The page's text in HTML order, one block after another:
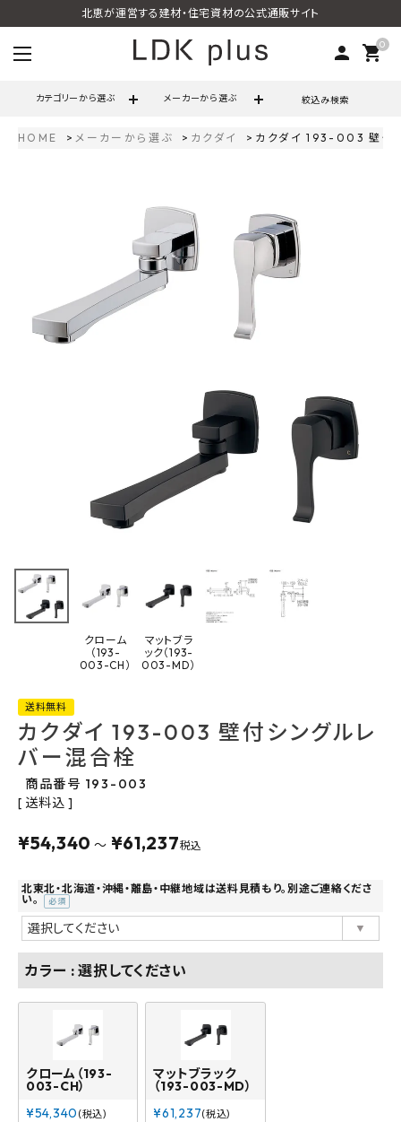
北恵が運営する建材・住宅資材の公式通販サイト
person 0
shopping_cart
カテゴリーから選ぶ メーカーから選ぶ 絞込み検索
営業時間 - 10:00～17:00（定休日 - 土日祝）
ACCOUNT MENU
ようこそ ゲスト 様
ルレバー混合栓
54,340円
(税込)
FAX注文はこちらから
メーカーから選ぶ
ご利用ガイド
メルマガ登録
特定商取引法について
HOME メーカーから選ぶ カクダイ カクダイ 193-003 壁付
クローム
（193-
003-CH）
マットブラ
ック（193-
003-MD）
送料無料
カクダイ 193-003 壁付シングルレ
バー混合栓
商品番号 193-003
送料込
¥54,340 〜 ¥61,237税込
北東北・北海道・沖縄・離島・中継地域は送料見積もり。別途ご連絡くださ
い。
(必
須)
カラー 選択してください
クローム（193-
003-CH）
¥54,340 税込
マットブラック
（193-003-MD）
¥61,237 税込